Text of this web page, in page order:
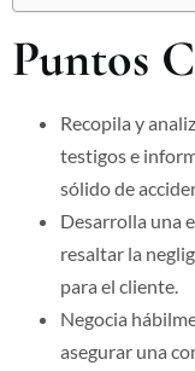
Puntos
Recopila y
testigos e
sólido de
Desarrolla una
resaltar la
para el cliente.
Negocia
asegurar una